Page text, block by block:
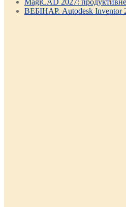
MagiCAD 2027:
ВЕБІНАР. Autodesk Inventor